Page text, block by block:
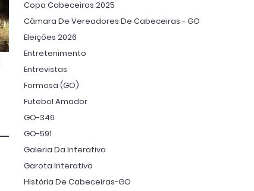
Copa Cabeceiras 2025
Câmara De Vereadores De Cabeceiras - GO
Eleições 2026
Entretenimento
Entrevistas
Formosa (GO)
Futebol Amador
GO-346
GO-591
Galeria Da Interativa
Garota Interativa
História De Cabeceiras-GO